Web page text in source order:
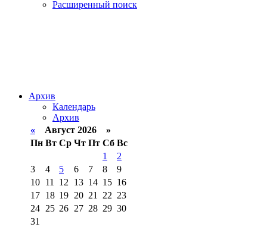
Расширенный поиск
Архив
Календарь
Архив
« Август 2026 »
Пн Вт Ср Чт Пт Сб Вс
1
2
3
4 5 6 7 8
9
10 11 12 13 14 15 16
17 18 19 20 21 22 23
24 25 26 27 28 29 30
31